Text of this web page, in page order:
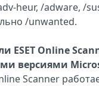
heur, /adware, /
/unwanted.
ESET Online
версиями
Scanner